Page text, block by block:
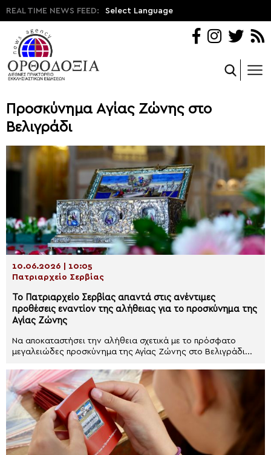
REAL TIME NEWS FEED: Select Language
Προσκύνημα Αγίας Ζώνης στο
Βελιγράδι
10.06.2026 | 10:05
Πατριαρχείο Σερβίας
Το Πατριαρχείο Σερβίας απαντά στις ανέντιμες
προθέσεις εναντίον της αλήθειας για το προσκύνημα της
Αγίας Ζώνης
Να αποκαταστήσει την αλήθεια σχετικά με το πρόσφατο
μεγαλειώδες προσκύνημα της Αγίας Ζώνης στο Βελιγράδι...